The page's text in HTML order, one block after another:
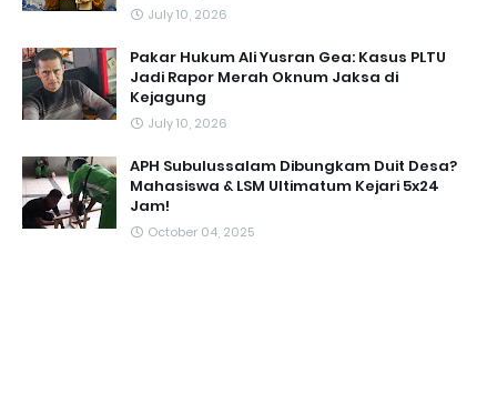
July 10, 2026
Pakar Hukum Ali Yusran Gea: Kasus PLTU
Jadi Rapor Merah Oknum Jaksa di
Kejagung
July 10, 2026
APH Subulussalam Dibungkam Duit Desa?
Mahasiswa & LSM Ultimatum Kejari 5x24
Jam!
October 04, 2025